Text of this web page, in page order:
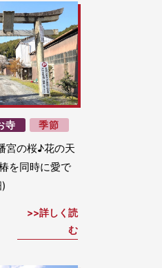
寺 季節
宮の桜♪花の天
を同時に愛で
詳しく読
む